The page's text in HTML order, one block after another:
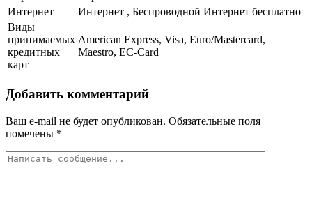
Интернет
Интернет , Беспроводной Интернет бесплатно
Виды
принимаемых
кредитных
карт
American Express, Visa, Euro/Mastercard,
Maestro, EC-Card
Добавить комментарий
Ваш e-mail не будет опубликован. Обязательные поля
помечены *